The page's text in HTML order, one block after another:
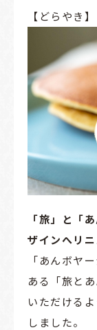
【どらやき】
「旅」と「
ザインへリ
「あんボヤ
ある「旅と
いただける
しました。